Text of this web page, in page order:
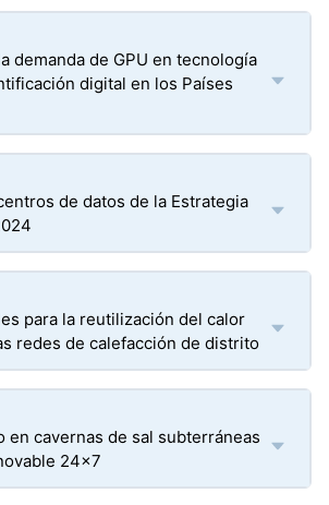
demanda de GPU en tecnología
digital en los Países
de datos de la Estrategia
para la reutilización del calor
redes de calefacción de distrito
en cavernas de sal subterráneas
24×7